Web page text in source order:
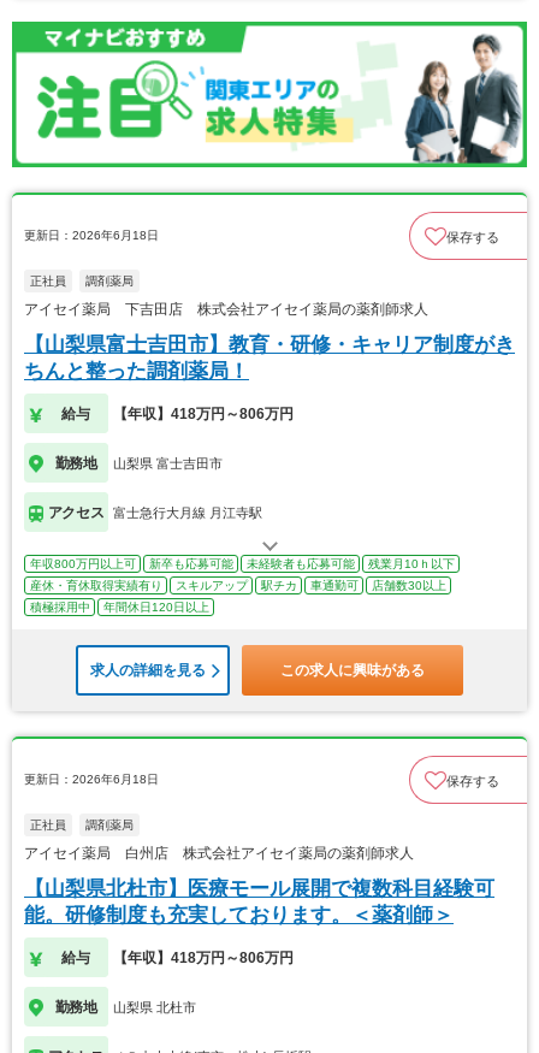
更新日：2026年6月18日 保存する
正社員 調剤薬局
アイセイ薬局 下吉田店 株式会社アイセイ薬局の薬剤師求人
【山梨県富士吉田市】教育・研修・キャリア制度がき
ちんと整った調剤薬局！
給与 【年収】418万円～806万円
勤務地 山梨県 富士吉田市
アクセス 富士急行大月線 月江寺駅
年収800万円以上可 新卒も応募可能 未経験者も応募可能
残業月10ｈ以下
産休・育休取得実績有り
スキルアップ 駅チカ 車通勤可
店舗数30以上
積極採用中
年間休日120日以上
求人の詳細を見る この求人に興味がある
更新日：2026年6月18日 保存する
正社員 調剤薬局
アイセイ薬局 白州店 株式会社アイセイ薬局の薬剤師求人
【山梨県北杜市】医療モール展開で複数科目経験可
能。研修制度も充実しております。＜薬剤師＞
給与 【年収】418万円～806万円
勤務地 山梨県 北杜市